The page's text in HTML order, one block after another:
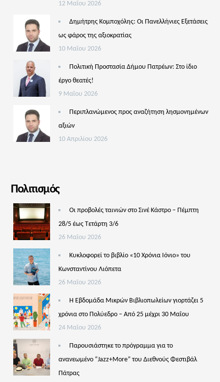
12 Μαΐου 2026
Δημήτρης Κομποχόλης: Οι Πανελλήνιες Εξετάσεις
ως φάρος της αξιοκρατίας
10 Μαΐου 2026
Πολιτική Προστασία Δήμου Πατρέων: Στο ίδιο
έργο θεατές!
9 Μαΐου 2026
Περιπλανώμενος προς αναζήτηση λησμονημένων
αξιών
10 Απριλίου 2026
Πολιτισμός
Οι προβολές ταινιών στο Σινέ Κάστρο – Πέμπτη
28/5 έως Τετάρτη 3/6
26 Μαΐου 2026
Κυκλοφορεί το βιβλίο «10 Χρόνια Ιόνιο» του
Κωνσταντίνου Λιόπετα
26 Μαΐου 2026
Η Εβδομάδα Μικρών Βιβλιοπωλείων γιορτάζει 5
χρόνια στο Πολύεδρο – Από 25 μέχρι 30 Μαΐου
24 Μαΐου 2026
Παρουσιάστηκε το πρόγραμμα για το
ανανεωμένο “Jazz+More” του Διεθνούς Φεστιβάλ
Πάτρας